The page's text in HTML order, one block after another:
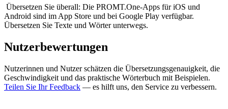
Übersetzen Sie überall: Die PROMT.One-Apps für iOS und
Android sind im App Store und bei Google Play verfügbar.
Übersetzen Sie Texte und Wörter unterwegs.
Nutzerbewertungen
Nutzerinnen und Nutzer schätzen die Übersetzungsgenauigkeit, die
Geschwindigkeit und das praktische Wörterbuch mit Beispielen.
Teilen Sie Ihr Feedback — es hilft uns, den Service zu verbessern.